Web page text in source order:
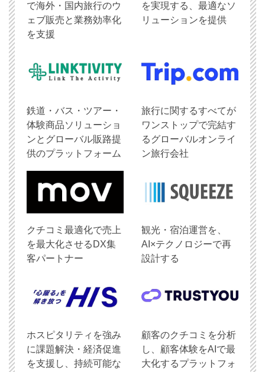
で海外・国内旅行のウ
ェブ販売と業務効率化
を支援
を実現する、最適なソ
リューションを提供
鉄道・バス・ツアー・
体験商品ソリューショ
ンとグローバル販路提
供のプラットフォーム
旅行に関するすべてが
ワンストップで完結す
るグローバルオンライ
ン旅行会社
クチコミ最適化で売上
を最大化させるDX集
客パートナー
観光・宿泊運営を、
AI×テクノロジーで再
設計する
ホスピタリティを強み
に課題解決・経済促進
を支援し、持続可能な
顧客のクチコミを分析
し、顧客体験をAIで最
大化するプラットフォ